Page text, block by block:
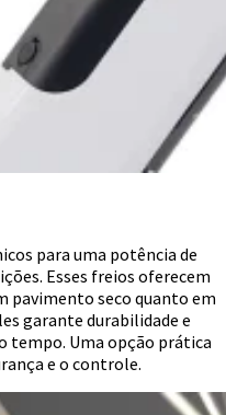
para uma potência de
Esses freios oferecem
pavimento seco quanto em
garante durabilidade e
tempo. Uma opção prática
e o controle.